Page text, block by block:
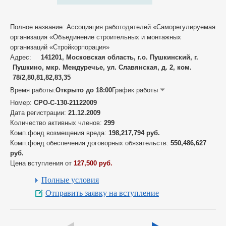
Полное название: Ассоциация работодателей «Саморегулируемая
организация «Объединение строительных и монтажных
организаций «Стройкорпорация»
Адрес:
141201, Московская область, г.о. Пушкинский, г.
Пушкино, мкр. Междуречье, ул. Славянская, д. 2, ком.
78/2,80,81,82,83,35
Время работы:Открыто до 18:00График работы
Номер: СРО-С-130-21122009
Дата регистрации: 21.12.2009
Количество активных членов: 299
Комп.фонд возмещения вреда: 198,217,794 руб.
Комп.фонд обеспечения договорных обязательств: 550,486,627
руб.
Цена вступления от 127,500 руб.
Полные условия
Отправить заявку на вступление